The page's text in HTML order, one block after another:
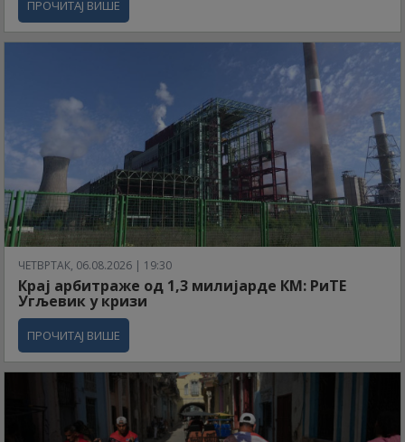
ПРОЧИТАЈ ВИШЕ
ЧЕТВРТАК, 06.08.2026 | 19:30
Крај арбитраже од 1,3 милијарде КМ: РиТЕ
Угљевик у кризи
ПРОЧИТАЈ ВИШЕ